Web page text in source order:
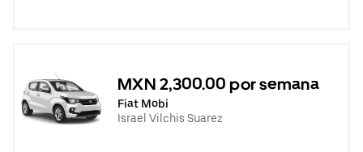
MXN 2,300.00 por semana
Fiat Mobi
Israel Vilchis Suarez